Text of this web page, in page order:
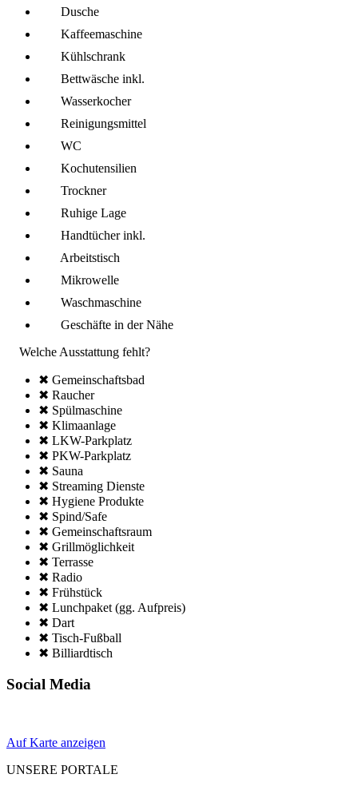
Dusche
Kaffee­maschine
Kühl­schrank
Bettwäsche inkl.
Wasserkocher
Reinigungsmittel
WC
Kochutensilien
Trockner
Ruhige Lage
Handtücher inkl.
Arbeitstisch
Mikro­welle
Wasch­maschine
Geschäfte in der Nähe
Welche Ausstattung fehlt?
✖ Gemeinschafts­bad
✖ Raucher
✖ Spül­maschine
✖ Klima­anlage
✖ LKW-Parkplatz
✖ PKW-Parkplatz
✖ Sauna
✖ Streaming Dienste
✖ Hygiene Produkte
✖ Spind/Safe
✖ Gemeinschafts­raum
✖ Grillmöglich­keit
✖ Terrasse
✖ Radio
✖ Frühstück
✖ Lunchpaket (gg. Aufpreis)
✖ Dart
✖ Tisch-Fußball
✖ Billiardtisch
Social Media
Auf Karte anzeigen
UNSERE PORTALE